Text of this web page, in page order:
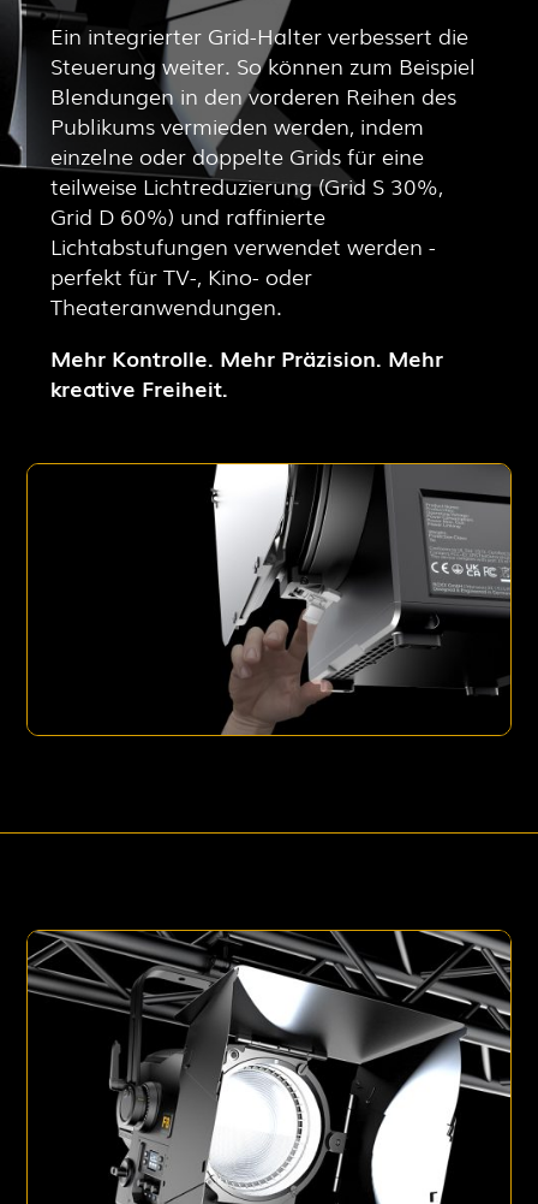
Ein integrierter Grid-Halter verbessert die
Steuerung weiter. So können zum Beispiel
Blendungen in den vorderen Reihen des
Publikums vermieden werden, indem
einzelne oder doppelte Grids für eine
teilweise Lichtreduzierung (Grid S 30%,
Grid D 60%) und raffinierte
Lichtabstufungen verwendet werden -
perfekt für TV-, Kino- oder
Theateranwendungen.
Mehr Kontrolle. Mehr Präzision. Mehr
kreative Freiheit.